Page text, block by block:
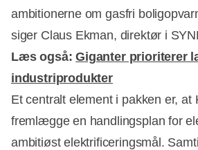
ambitionerne om gasfri
siger Claus Ekman, direktør i
Læs også:Giganter prioriterer
industriprodukter
Et centralt element i pakken er, at
fremlægge en handlingsplan for
ambitiøst elektrificeringsmål.